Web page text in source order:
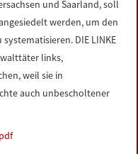
und Saarland, soll
werden, um den
DIE LINKE
links,
weil sie in
auch unbescholtener